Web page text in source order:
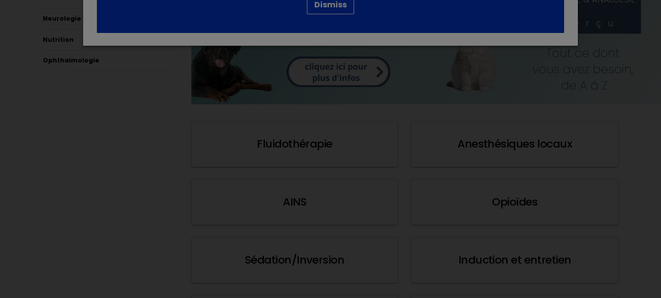
Neurologie
Nutrition
Ophthalmologie
Fluidothérapie Anesthésiques locaux
AINS Opioïdes
Sédation/Inversion Induction et entretien
Dismiss